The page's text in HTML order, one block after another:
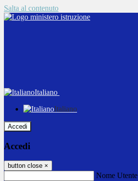
Salta al contenuto
Italiano
Italiano
Accedi
Accedi
button close ×
Nome Utente